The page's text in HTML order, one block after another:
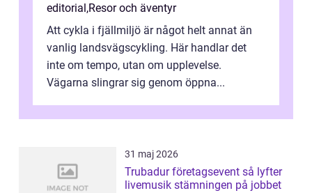
editorial,Resor och äventyr
Att cykla i fjällmiljö är något helt annat än
vanlig landsvägscykling. Här handlar det
inte om tempo, utan om upplevelse.
Vägarna slingrar sig genom öppna...
31 maj 2026
Trubadur företagsevent så lyfter
livemusik stämningen på jobbet